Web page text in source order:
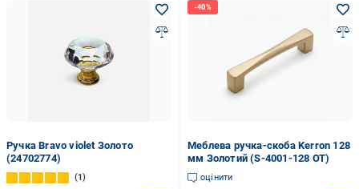
Ручка Bravo violet Золото
(24702774)
1
Меблева ручка-скоба Kerron 128
мм Золотий (S-4001-128 OT)
оцінити